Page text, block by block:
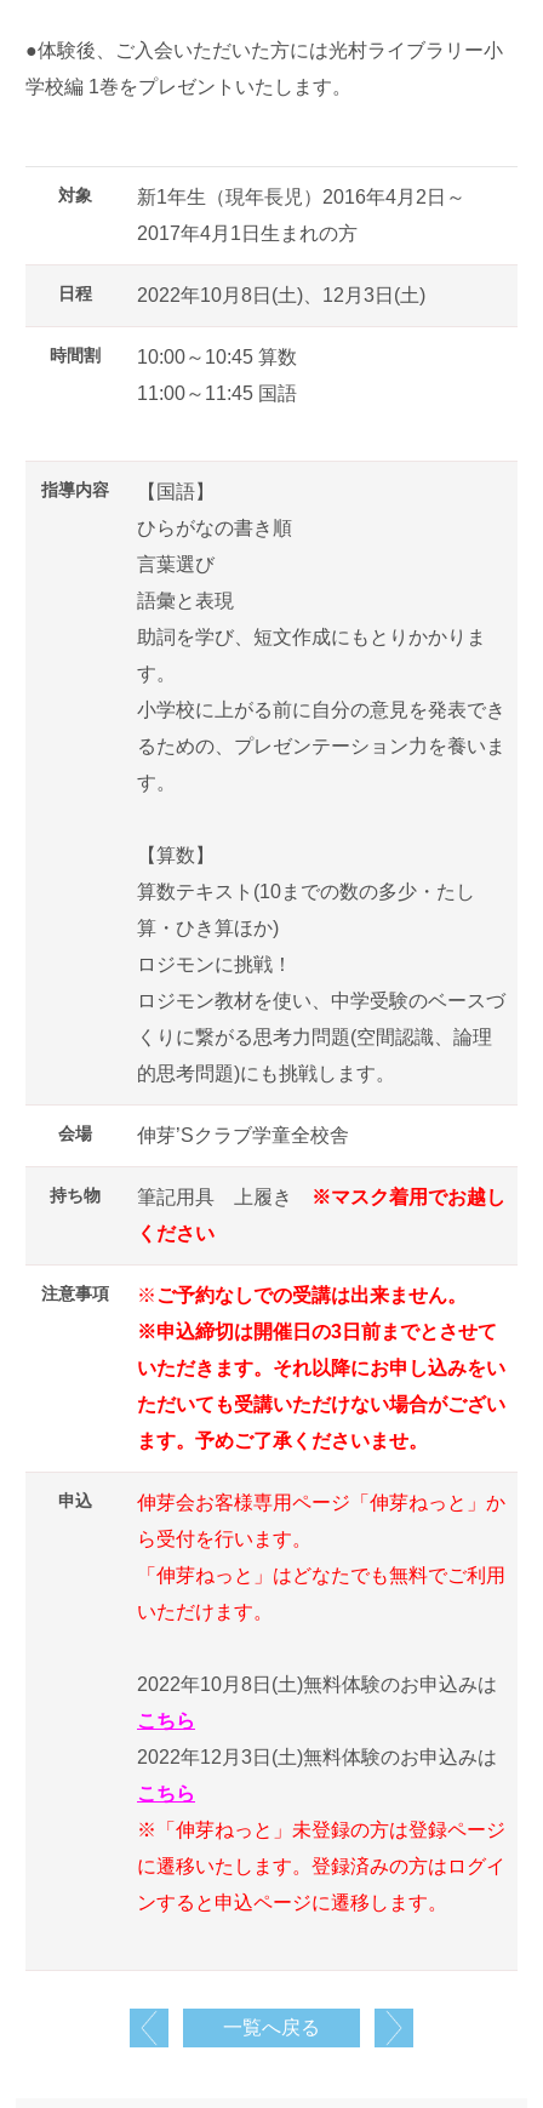
●体験後、ご入会いただいた方には光村ライブラリー小
学校編 1巻をプレゼントいたします。
対象
新1年生（現年長児）2016年4月2日～
2017年4月1日生まれの方
日程 2022年10月8日(土)、12月3日(土)
時間割
10:00～10:45 算数
11:00～11:45 国語
指導内容
【国語】
ひらがなの書き順
言葉選び
語彙と表現
助詞を学び、短文作成にもとりかかりま
す。
小学校に上がる前に自分の意見を発表でき
るための、プレゼンテーション力を養いま
す。
【算数】
算数テキスト(10までの数の多少・たし
算・ひき算ほか)
ロジモンに挑戦！
ロジモン教材を使い、中学受験のベースづ
くりに繋がる思考力問題(空間認識、論理
的思考問題)にも挑戦します。
会場 伸芽’Sクラブ学童全校舎
持ち物 筆記用具 上履き
※マスク着用でお越し
ください
注意事項 ※ご予約なしでの受講は出来ません。
※申込締切は開催日の3日前までとさせて
いただきます。それ以降にお申し込みをい
ただいても受講いただけない場合がござい
ます。予めご了承くださいませ。
申込
伸芽会お客様専用ページ「伸芽ねっと」か
ら受付を行います。
「伸芽ねっと」はどなたでも無料でご利用
いただけます。
2022年10月8日(土)無料体験のお申込みは
こちら
2022年12月3日(土)無料体験のお申込みは
こちら
※「伸芽ねっと」未登録の方は登録ページ
に遷移いたします。登録済みの方はログイ
ンすると申込ページに遷移します。
一覧へ戻る